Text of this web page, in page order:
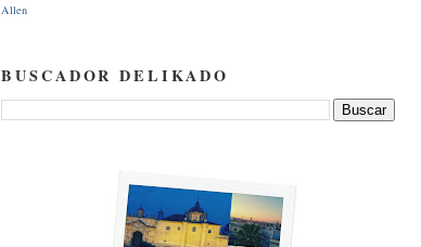
Allen
BUSCADOR DELIKADO